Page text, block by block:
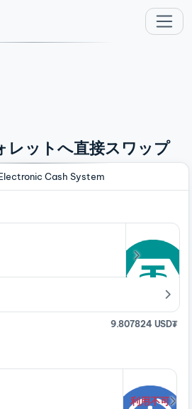
レットへ直接スワップ
Cash System
9.807824 USD₮
利用不可